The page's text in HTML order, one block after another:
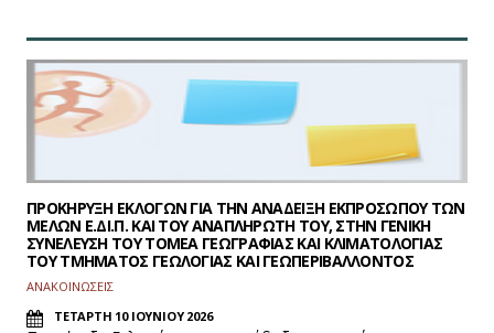
ΠΡΟΚΗΡΥΞΗ ΕΚΛΟΓΩΝ ΓΙΑ ΤΗΝ ΑΝΑΔΕΙΞΗ ΕΚΠΡΟΣΩΠΟΥ ΤΩΝ
ΜΕΛΩΝ Ε.ΔΙ.Π. ΚΑΙ ΤΟΥ ΑΝΑΠΛΗΡΩΤΗ ΤΟΥ, ΣΤΗΝ ΓΕΝΙΚΗ
ΣΥΝΕΛΕΥΣΗ ΤΟΥ ΤΟΜΕΑ ΓΕΩΓΡΑΦΙΑΣ ΚΑΙ ΚΛΙΜΑΤΟΛΟΓΙΑΣ
ΤΟΥ ΤΜΗΜΑΤΟΣ ΓΕΩΛΟΓΙΑΣ ΚΑΙ ΓΕΩΠΕΡΙΒΑΛΛΟΝΤΟΣ
ΑΝΑΚΟΙΝΩΣΕΙΣ
ΤΕΤΑΡΤΗ 10 ΙΟΥΝΙΟΥ 2026